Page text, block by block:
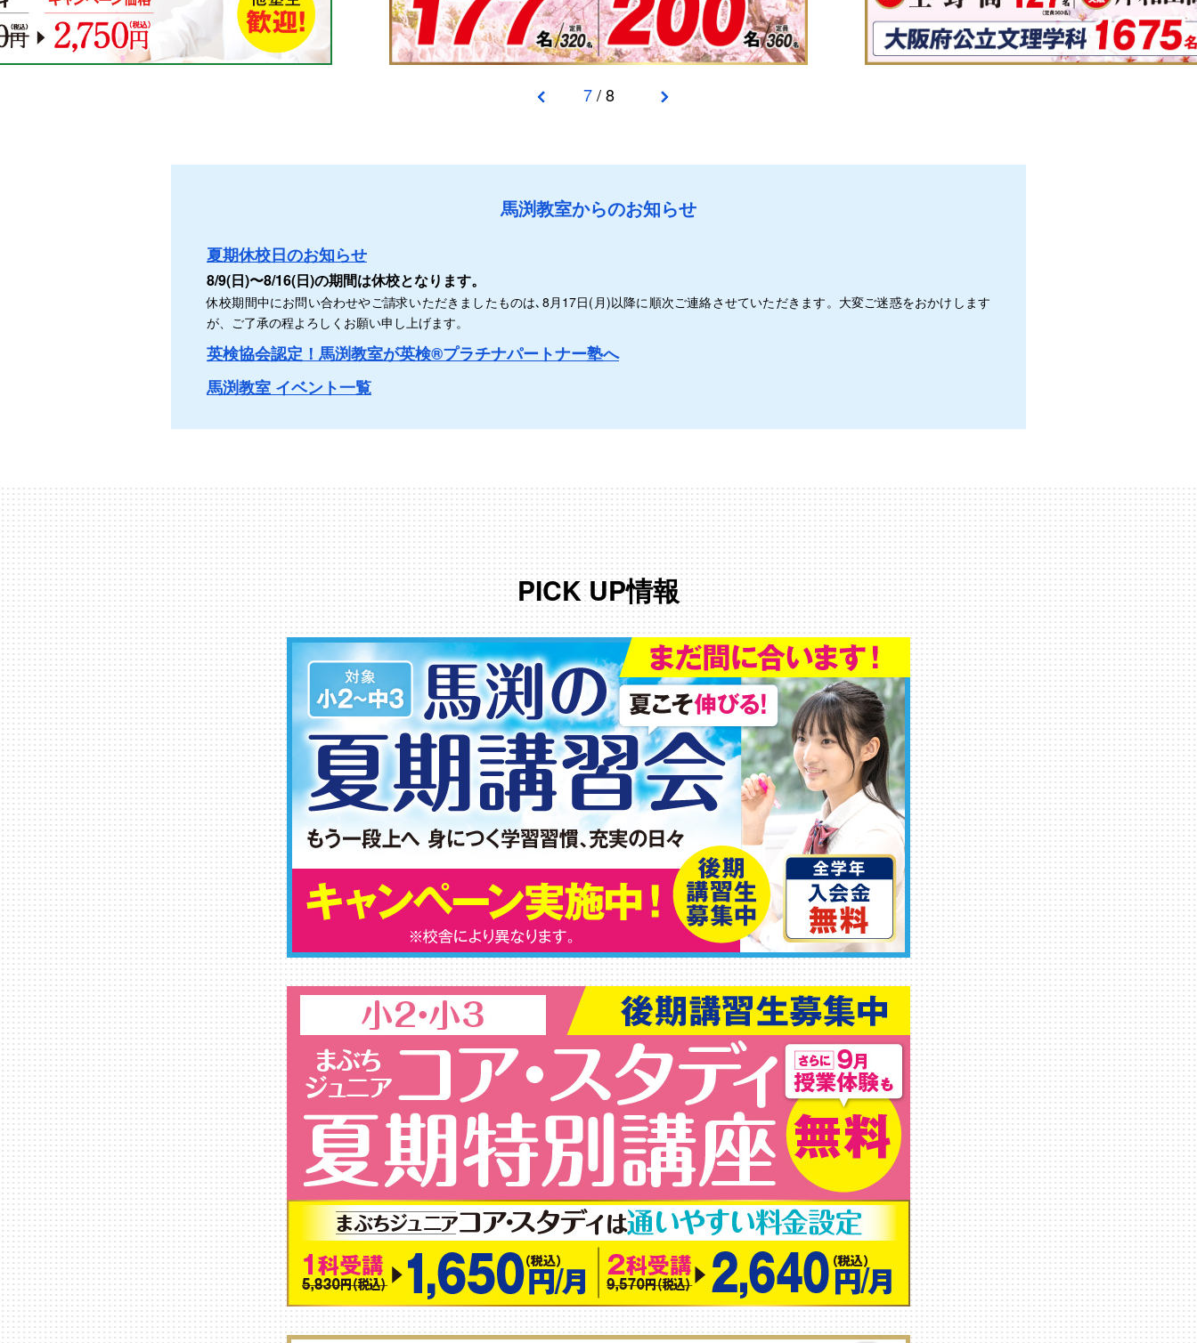
7/8
馬渕教室からのお知らせ
夏期休校日のお知らせ
8/9(日)〜8/16(日)の期間は休校となります。
休校期間中にお問い合わせやご請求いただきましたものは､8月17日(月)以降に順次ご連絡させていただきます。大変ご迷惑をおかけします
が、ご了承の程よろしくお願い申し上げます。
英検協会認定！馬渕教室が英検®プラチナパートナー塾へ
馬渕教室 イベント一覧
PICK UP情報